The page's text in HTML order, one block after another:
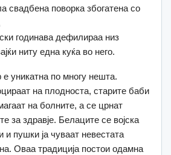
свадбена поворка збогатена со
годинава дефилираа низ
ниту една куќа во него.
е уникатна по многу нешта.
на плодноста, старите баби
на болните, а се црнат
за здравје. Белаците се војска
и пушки ја чуваат невестата
Оваа традиција постои одамна